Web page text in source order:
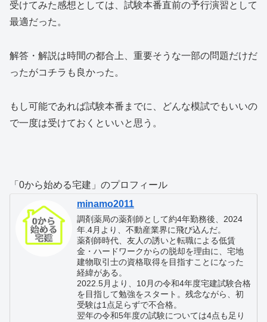
受けてみた感想としては、試験本番直前の予行演習として
最適だった。
解答・解説は時間の都合上、重要そうな一部の問題だけだ
ったがコチラも良かった。
もし可能であれば試験本番までに、どんな模試でもいいの
で一度は受けておくといいと思う。
「0から始める宅建」のプロフィール
minamo2011
調剤薬局の薬剤師として約4年勤務後、2024
年.4月より、不動産業界に飛び込んだ。
薬剤師時代、友人の誘いと転職による低賃
金・ハードワークからの脱却を理由に、宅地
建物取引士の資格取得を目指すことになった
経緯がある。
2022.5月より、10月の令和4年度宅建試験合格
を目指して勉強をスタート。残念ながら、初
受験は1点足らずで不合格。
翌年の令和5年度の試験については4点も足り